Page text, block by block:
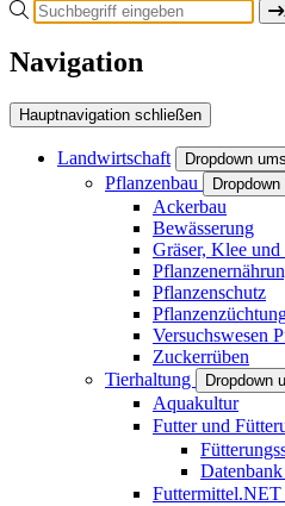
Navigation
Hauptnavigation schließen
Landwirtschaft Dropdown
Pflanzenbau
Ackerbau
Bewässerung
Gräser, Klee
Pflanzenschutz
Versuchswesen
Zuckerrüben
Tierhaltung
Dropdown
Aquakultur
Futter und
Futtermittel.NET